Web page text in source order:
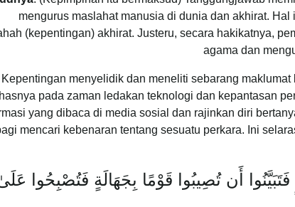
mengurus maslahat manusia di dunia dan akhirat.
(kepentingan) akhirat. Justeru, secara hakikatnya,
agama dan
Kepentingan menyelidik dan meneliti sebarang
pada zaman ledakan teknologi dan kepantasan
yang dibaca di media sosial dan rajinkan diri
mencari kebenaran tentang sesuatu perkara. Ini
أَن تُصِيبُوا قَوْمًا بِجَهَالَةٍ فَتُصْبِحُوا